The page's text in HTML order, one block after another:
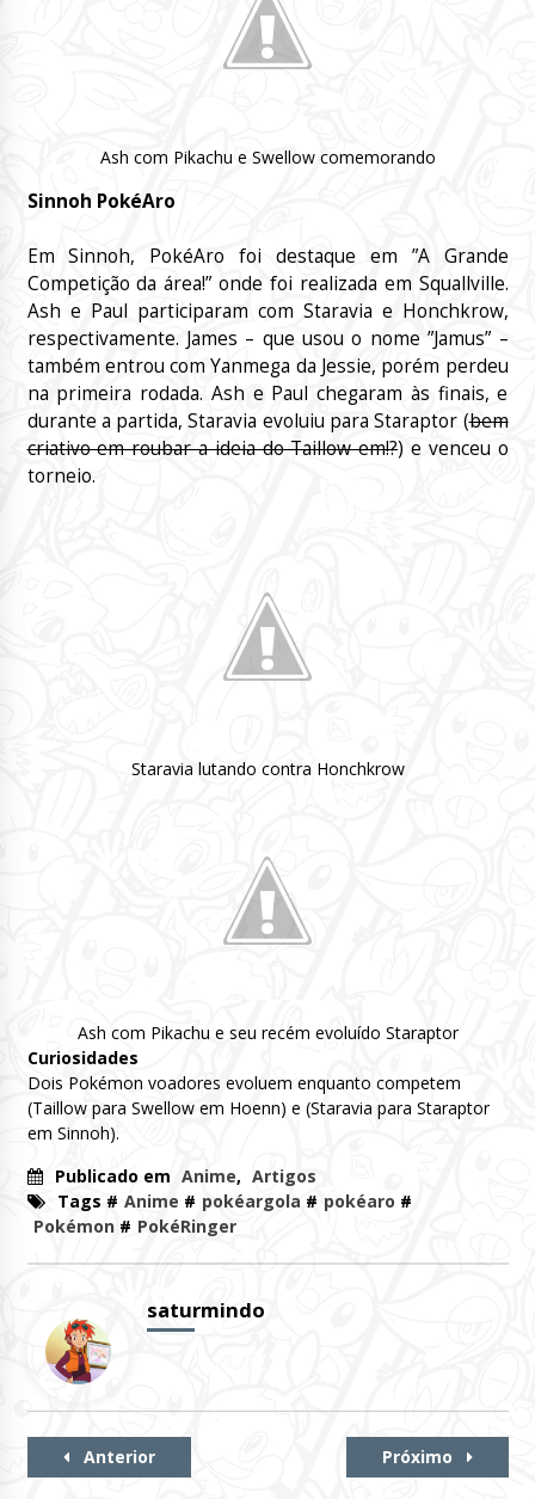
Ash com Pikachu e Swellow comemorando
Sinnoh PokéAro
Em Sinnoh, PokéAro foi destaque em ”A Grande
Competição da área!” onde foi realizada em Squallville.
Ash e Paul participaram com Staravia e Honchkrow,
respectivamente. James – que usou o nome ”Jamus” –
também entrou com Yanmega da Jessie, porém perdeu
na primeira rodada. Ash e Paul chegaram às finais, e
durante a partida, Staravia evoluiu para Staraptor (bem
criativo em roubar a ideia do Taillow em!?) e venceu o
torneio.
Staravia lutando contra Honchkrow
Ash com Pikachu e seu recém evoluído Staraptor
Curiosidades
Dois Pokémon voadores evoluem enquanto competem
(Taillow para Swellow em Hoenn) e (Staravia para Staraptor
em Sinnoh).
Publicado em Anime, Artigos
Tags # Anime # pokéargola # pokéaro #
Pokémon# PokéRinger
saturmindo
Continue
Anterior Próximo